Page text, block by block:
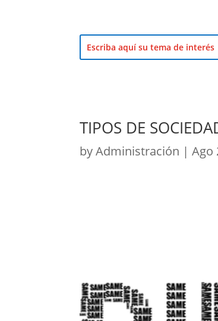
TIPOS DE
byAdministración |Ago